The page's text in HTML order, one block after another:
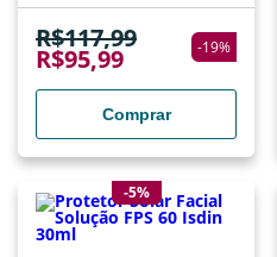
R$117,99
R$95,99 -19%
Comprar
-5%